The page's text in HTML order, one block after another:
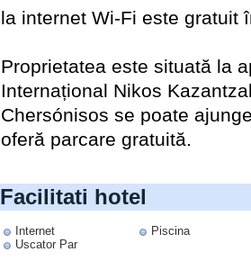
la internet Wi-Fi este gratuit
Proprietatea este situată la
Internațional Nikos
Chersónisos se poate
oferă parcare gratuită.
Facilitati hotel
Internet
Piscina
Uscator Par